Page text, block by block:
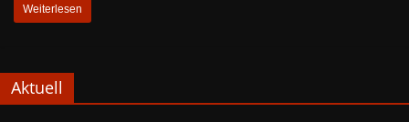
Weiterlesen
Aktuell